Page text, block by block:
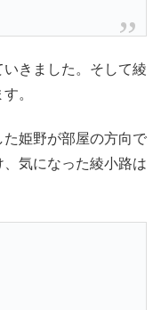
きました。そして綾
。
姫野が部屋の方向で
気になった綾小路は